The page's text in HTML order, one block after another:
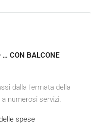
CON BALCONE
dalla fermata della
numerosi servizi.
spese